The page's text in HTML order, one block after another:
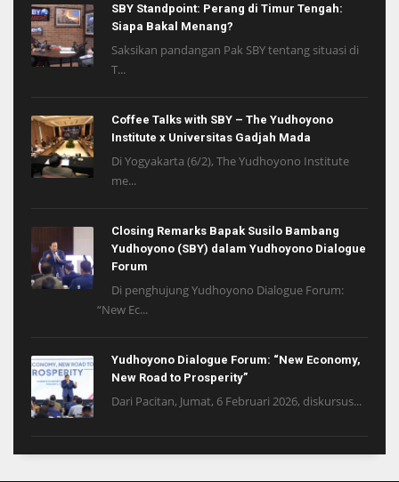
SBY Standpoint: Perang di Timur Tengah:
Siapa Bakal Menang?
Saksikan pandangan Pak SBY tentang situasi di
T...
Coffee Talks with SBY – The Yudhoyono
Institute x Universitas Gadjah Mada
Di Yogyakarta (6/2), The Yudhoyono Institute
me...
Closing Remarks Bapak Susilo Bambang
Yudhoyono (SBY) dalam Yudhoyono Dialogue
Forum
Di penghujung Yudhoyono Dialogue Forum:
“New Ec...
Yudhoyono Dialogue Forum: “New Economy,
New Road to Prosperity”
Dari Pacitan, Jumat, 6 Februari 2026, diskursus...